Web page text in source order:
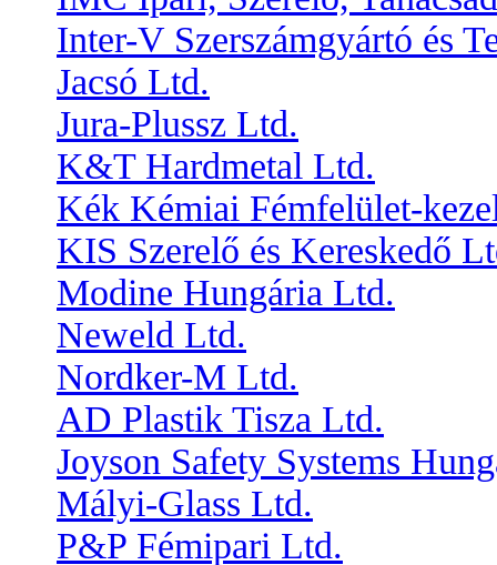
Inter-V Szerszámgyártó és
Jacsó Ltd.
Jura-Plussz Ltd.
K&T Hardmetal Ltd.
Kék Kémiai Fémfelület-
KIS Szerelő és Kereskedő
Modine Hungária Ltd.
Neweld Ltd.
Nordker-M Ltd.
AD Plastik Tisza Ltd.
Joyson Safety Systems
Mályi-Glass Ltd.
P&P Fémipari Ltd.